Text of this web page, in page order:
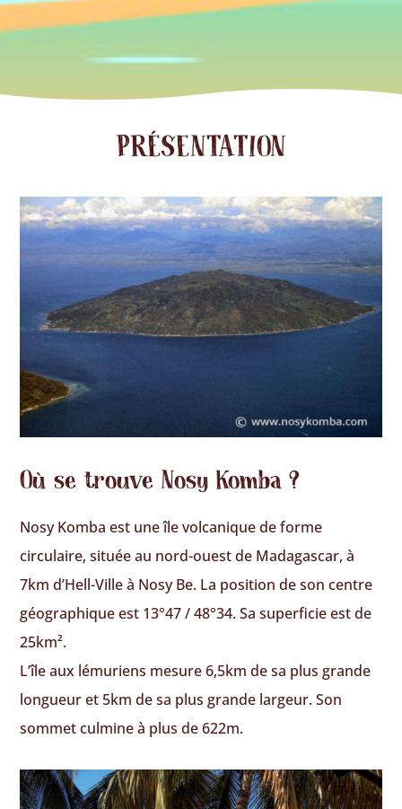
PRÉSENTATION
Où se trouve Nosy Komba ?
Nosy Komba est une île volcanique de forme
circulaire, située au nord-ouest de Madagascar, à
7km d’Hell-Ville à Nosy Be. La position de son centre
géographique est 13°47 / 48°34. Sa superficie est de
25km².
L’île aux lémuriens mesure 6,5km de sa plus grande
longueur et 5km de sa plus grande largeur. Son
sommet culmine à plus de 622m.